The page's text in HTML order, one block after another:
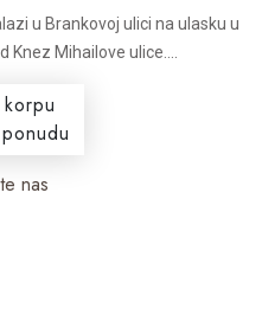
u Brankovoj ulici na ulasku u
Mihailove ulice....
nas